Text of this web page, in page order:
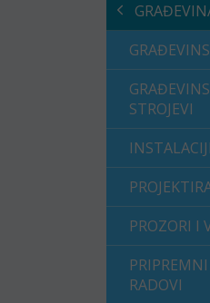
STROJEVI
PROZORI I
RADOVI